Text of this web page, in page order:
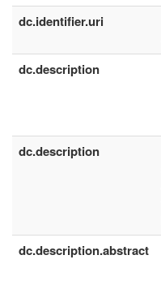
dc.identifier.uri
dc.description
dc.description
dc.description.abstract